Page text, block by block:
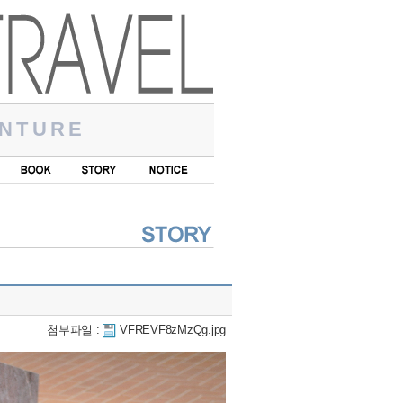
첨부파일 : VFREVF8zMzQg.jpg